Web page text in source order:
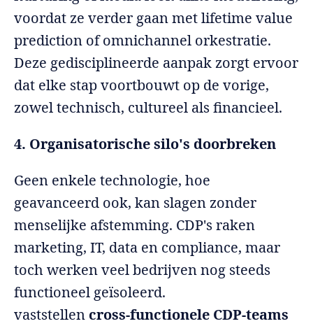
voordat ze verder gaan met lifetime value
prediction of omnichannel orkestratie.
Deze gedisciplineerde aanpak zorgt ervoor
dat elke stap voortbouwt op de vorige,
zowel technisch, cultureel als financieel.
4. Organisatorische silo's doorbreken
Geen enkele technologie, hoe
geavanceerd ook, kan slagen zonder
menselijke afstemming. CDP's raken
marketing, IT, data en compliance, maar
toch werken veel bedrijven nog steeds
functioneel geïsoleerd.
vaststellen cross-functionele CDP-teams